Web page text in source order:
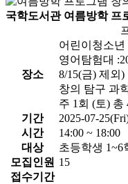
국학도서관 여름방학 프
장소
어린이청소
영어탐험대
8/15(금) 제외)
창의 탐구 과
주 1회 (토)
기간
2025-07-
시간
14:00 ~ 18:00
대상
초등학생 1~6
모집인원 15
접수기간